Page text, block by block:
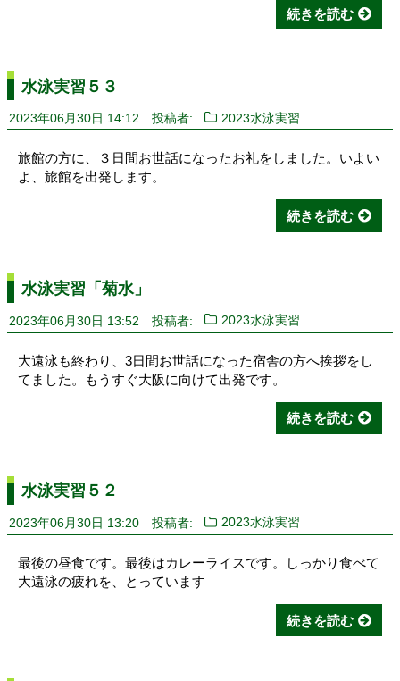
続きを読む
水泳実習５３
2023年06月30日 14:12 投稿者: 2023水泳実習
旅館の方に、３日間お世話になったお礼をしました。いよい
よ、旅館を出発します。
続きを読む
水泳実習「菊水」
2023年06月30日 13:52 投稿者: 2023水泳実習
大遠泳も終わり、3日間お世話になった宿舎の方へ挨拶をし
てました。もうすぐ大阪に向けて出発です。
続きを読む
水泳実習５２
2023年06月30日 13:20 投稿者: 2023水泳実習
最後の昼食です。最後はカレーライスです。しっかり食べて
大遠泳の疲れを、とっています
続きを読む